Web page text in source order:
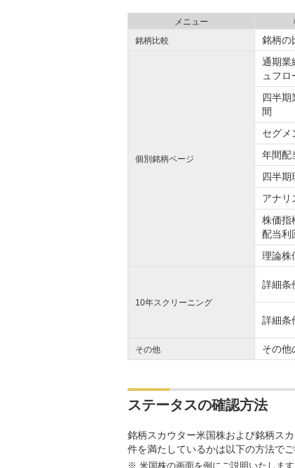
メニュー
銘柄比較
銘柄の
個別銘柄ページ
通期業
ュフロ
四半期
間
セグメ
年間配
四半期
アナリ
株価指
配当利
理論株
10年スクリーニング
詳細条
詳細条
その他 その他
ステータスの確認方法
銘柄スカウター米国株および銘柄ス
件を満たしているかは以下の方法でご
※ 米国株の画面を例にご説明いたします